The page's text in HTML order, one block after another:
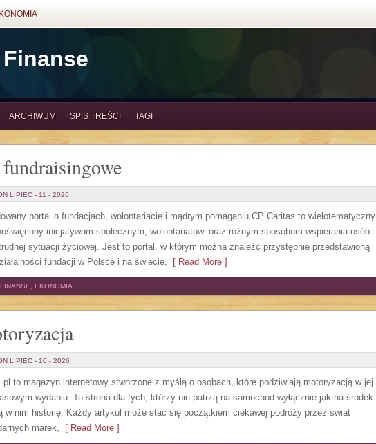
ARCHIWUM SPIS TREŚCI TAGI
LIPIEC - 11 - 2026
portal o fundacjach, wolontariacie i mądrym pomaganiu CP Caritas to wielotematyczny
inicjatywom społecznym, wolontariatowi oraz różnym sposobom wspierania osób
sytuacji życiowej. Jest to portal, w którym można znaleźć przystępnie przedstawioną
fundacji w Polsce i na świecie, [ Read More ]
EKONOMIA
LIPIEC - 10 - 2026
to magazyn internetowy stworzone z myślą o osobach, które podziwiają motoryzacją w jej
wydaniu. To strona dla tych, którzy nie patrzą na samochód wyłącznie jak na środek
w nim historię. Każdy artykuł może stać się początkiem ciekawej podróży przez świat
marek, [ Read More ]